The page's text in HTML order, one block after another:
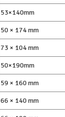
53×140mm
50 × 174 mm
73 × 104 mm
50×190mm
59 × 160 mm
66 × 140 mm